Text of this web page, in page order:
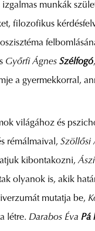
izgalmas munkák
filozofikus
Győrfi Ágnes Szélfogó
a gyermekkorral,
világához és
rémálmaival, Szöllősi
kibontakozni,
olyanok is, akik
mutatja be,
létre. Darabos Éva Pá